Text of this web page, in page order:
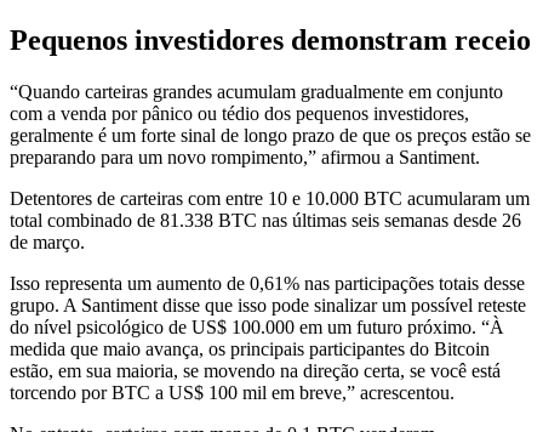
Pequenos investidores demonstram receio
“Quando carteiras grandes acumulam gradualmente em conjunto
com a venda por pânico ou tédio dos pequenos investidores,
geralmente é um forte sinal de longo prazo de que os preços estão se
preparando para um novo rompimento,” afirmou a Santiment.
Detentores de carteiras com entre 10 e 10.000 BTC acumularam um
total combinado de 81.338 BTC nas últimas seis semanas desde 26
de março.
Isso representa um aumento de 0,61% nas participações totais desse
grupo. A Santiment disse que isso pode sinalizar um possível reteste
do nível psicológico de US$ 100.000 em um futuro próximo. “À
medida que maio avança, os principais participantes do Bitcoin
estão, em sua maioria, se movendo na direção certa, se você está
torcendo por BTC a US$ 100 mil em breve,” acrescentou.